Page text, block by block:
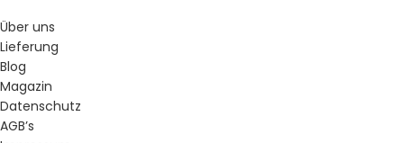
Über uns
Lieferung
Blog
Magazin
Datenschutz
AGB’s